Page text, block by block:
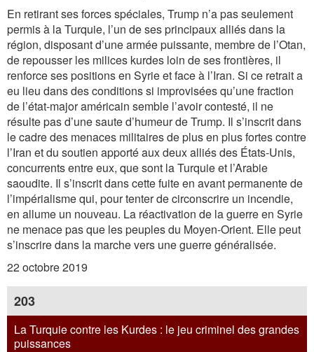
En retirant ses forces spéciales, Trump n’a pas seulement
permis à la Turquie, l’un de ses principaux alliés dans la
région, disposant d’une armée puissante, membre de l’Otan,
de repousser les milices kurdes loin de ses frontières, il
renforce ses positions en Syrie et face à l’Iran. Si ce retrait a
eu lieu dans des conditions si improvisées qu’une fraction
de l’état-major américain semble l’avoir contesté, il ne
résulte pas d’une saute d’humeur de Trump. Il s’inscrit dans
le cadre des menaces militaires de plus en plus fortes contre
l’Iran et du soutien apporté aux deux alliés des États-Unis,
concurrents entre eux, que sont la Turquie et l’Arabie
saoudite. Il s’inscrit dans cette fuite en avant permanente de
l’impérialisme qui, pour tenter de circonscrire un incendie,
en allume un nouveau. La réactivation de la guerre en Syrie
ne menace pas que les peuples du Moyen-Orient. Elle peut
s’inscrire dans la marche vers une guerre généralisée.
22 octobre 2019
203
La Turquie contre les Kurdes : le jeu criminel des grandes
puissances